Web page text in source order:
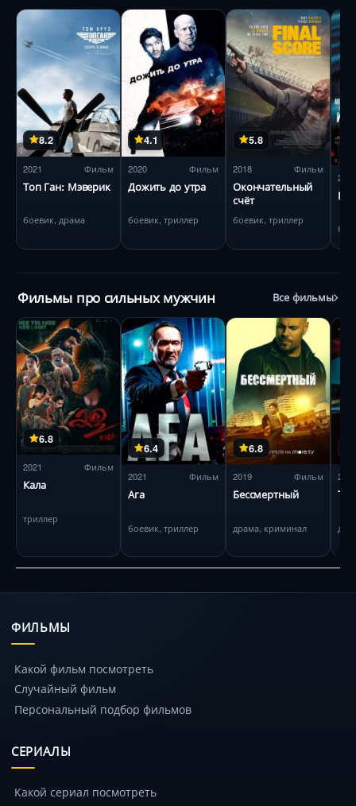
8.2
2021 Фильм
Топ Ган: Мэверик
боевик, драма
4.1
2020 Фильм
Дожить до утра
боевик, триллер
5.8
2018 Фильм
Окончательный
счёт
боевик, триллер
2021
Фильмы про сильных мужчин Все фильмы
6.8
2021 Фильм
Кала
триллер
6.4
2021 Фильм
Ага
боевик, триллер
6.8
2019 Фильм
Бессмертный
драма, криминал
2019
ФИЛЬМЫ
Какой фильм посмотреть
Случайный фильм
Персональный подбор фильмов
СЕРИАЛЫ
Какой сериал посмотреть